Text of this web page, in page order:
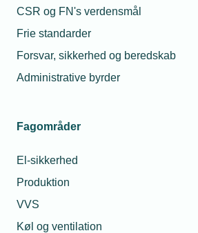
CSR og FN's verdensmål
Frie standarder
Forsvar, sikkerhed og beredskab
Administrative byrder
Fagområder
El-sikkerhed
Produktion
VVS
Køl og ventilation